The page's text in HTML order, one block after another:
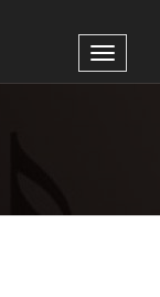
Toggle